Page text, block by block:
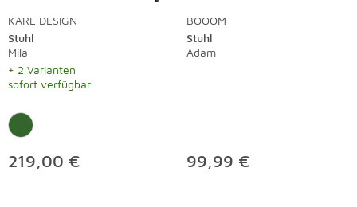
KARE DESIGN
Stuhl
Mila
+ 2 Varianten
sofort verfügbar
219,00 €
BOOOM
Stuhl
Adam
99,99 €